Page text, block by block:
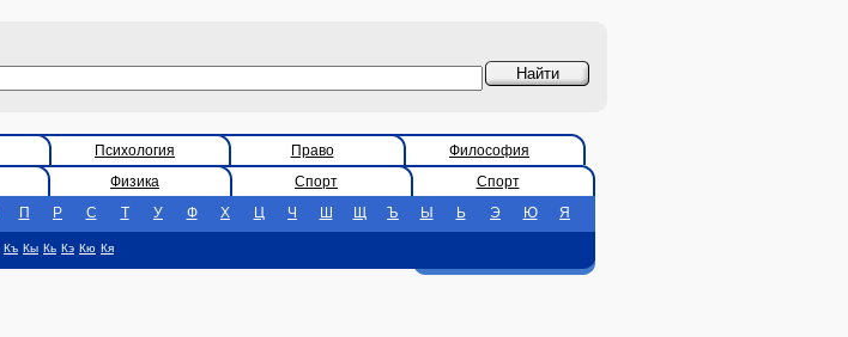
Психология Право
Философия
Физика Спорт
Спорт
П Р С Т У Ф Х Ц Ч Ш Щ Ъ Ы Ь Э Ю Я
Къ Кы Кь Кэ Кю Кя